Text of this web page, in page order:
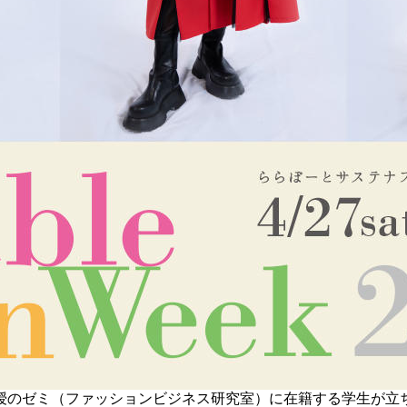
ゼミ（ファッションビジネス研究室）に在籍する学生が立